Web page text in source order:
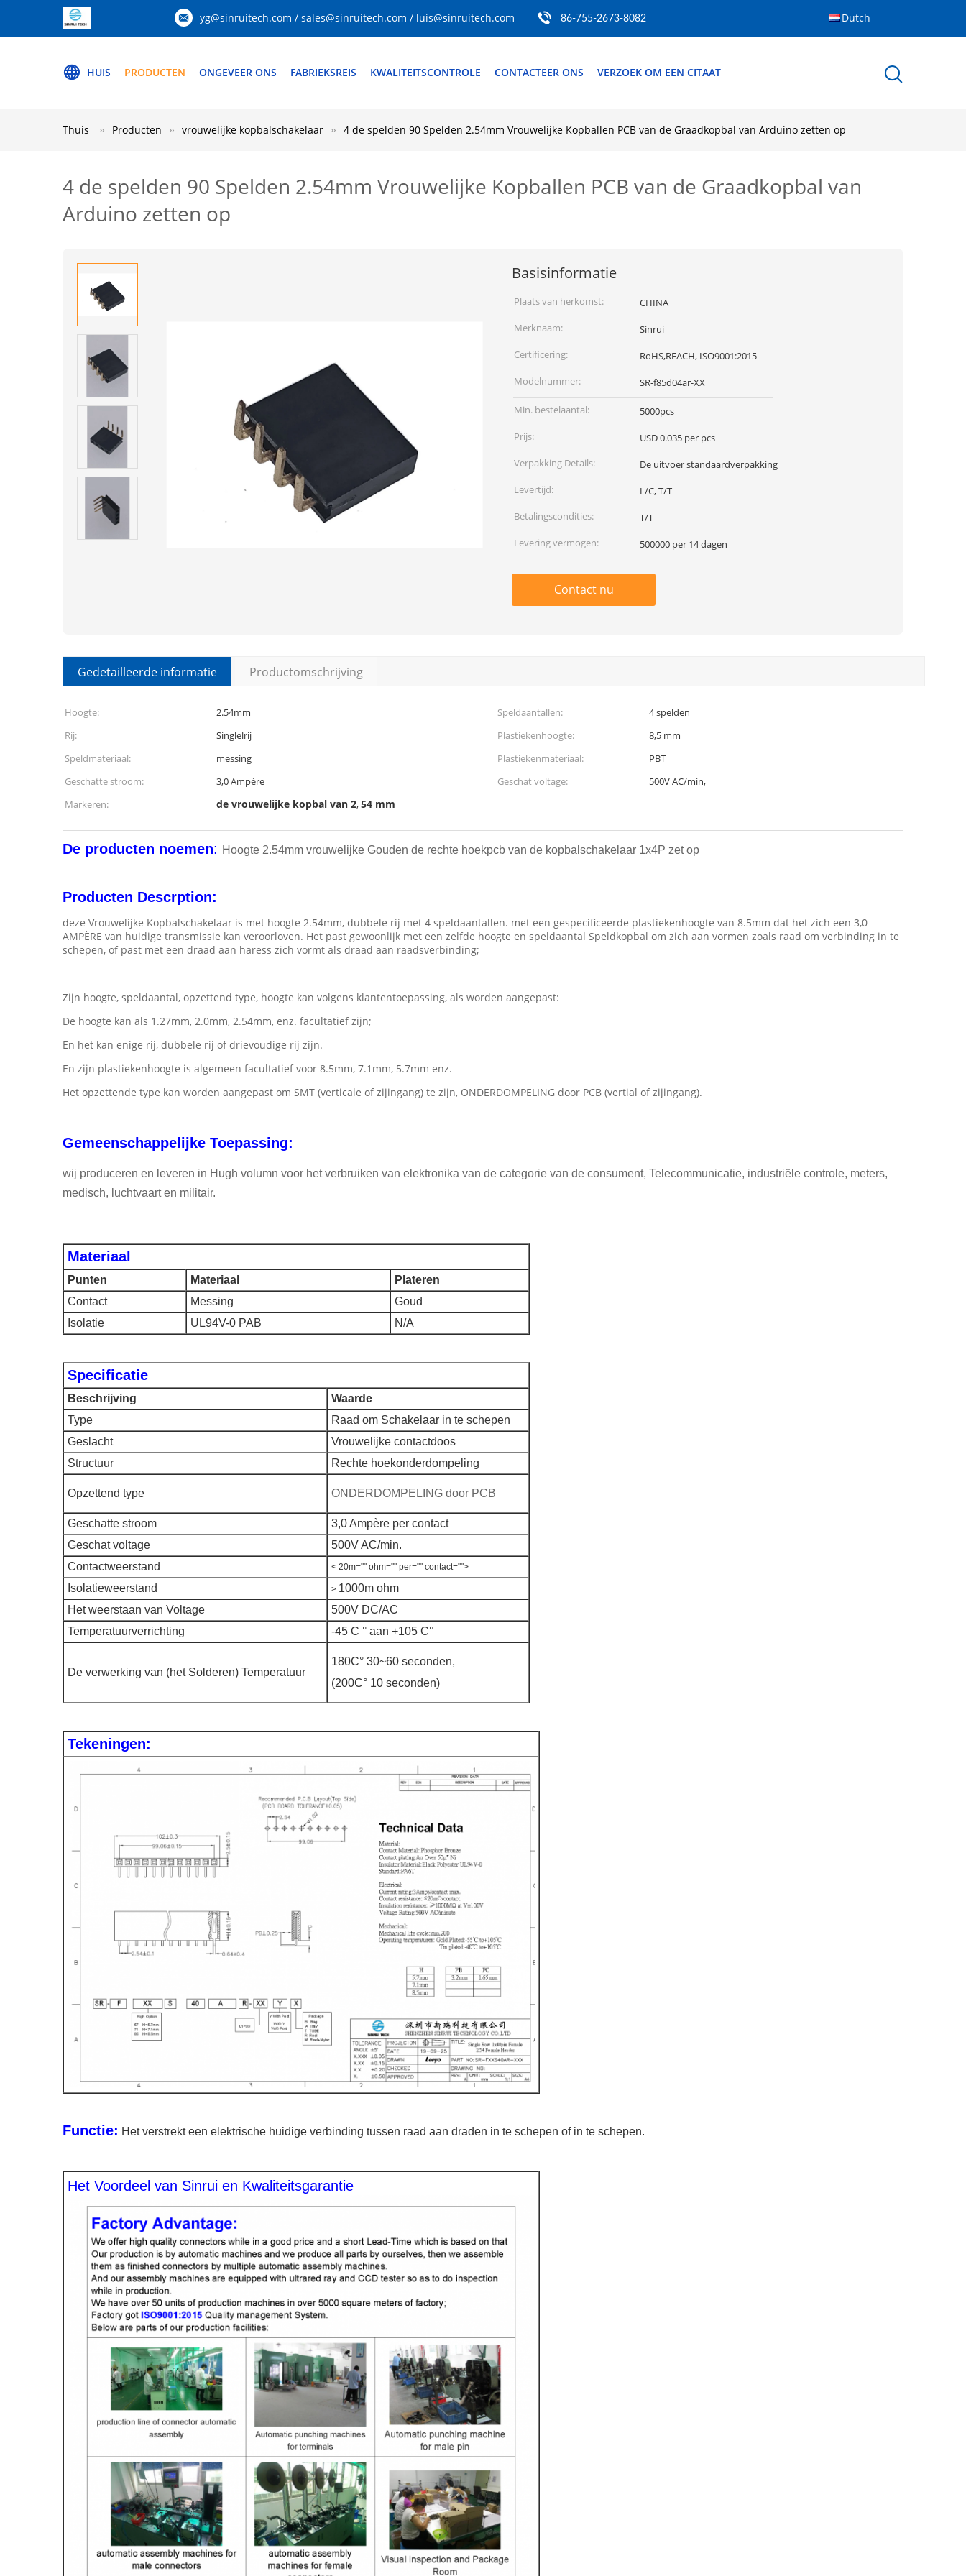
yg@sinruitech.com / sales@sinruitech.com / luis@sinruitech.com 86-755-2673-8082 Dutch
HUIS PRODUCTEN ONGEVEER ONS FABRIEKSREIS KWALITEITSCONTROLE CONTACTEER ONS VERZOEK OM EEN CITAAT
Thuis Producten vrouwelijke kopbalschakelaar 4 de spelden 90 Spelden 2.54mm Vrouwelijke Kopballen PCB van de Graadkopbal van Arduino zetten op
4 de spelden 90 Spelden 2.54mm Vrouwelijke Kopballen PCB van de Graadkopbal van
Arduino zetten op
Basisinformatie
Plaats van herkomst:
CHINA
Merknaam:
Sinrui
Certificering:
RoHS,REACH, ISO9001:2015
Modelnummer:
SR-f85d04ar-XX
Min. bestelaantal:
5000pcs
Prijs:
USD 0.035 per pcs
Verpakking Details:
De uitvoer standaardverpakking
Levertijd:
L/C, T/T
Betalingscondities:
T/T
Levering vermogen:
500000 per 14 dagen
Contact nu
Gedetailleerde informatie Productomschrijving
Hoogte: 2.54mm Speldaantallen:
4 spelden
Rij:
Singlelrij Plastiekenhoogte:
8,5 mm
Speldmateriaal:
messing Plastiekenmateriaal:
PBT
Geschatte stroom:
3,0 Ampère Geschat voltage:
500V AC/min,
Markeren:
de vrouwelijke kopbal van 2,54 mm
De producten noemen: Hoogte 2.54mm vrouwelijke Gouden de rechte hoekpcb van de kopbalschakelaar 1x4P zet op
Producten Descrption:
deze Vrouwelijke Kopbalschakelaar is met hoogte 2.54mm, dubbele rij met 4 speldaantallen. met een gespecificeerde plastiekenhoogte van 8.5mm dat het zich een 3,0
AMPÈRE van huidige transmissie kan veroorloven. Het past gewoonlijk met een zelfde hoogte en speldaantal Speldkopbal om zich aan vormen zoals raad om verbinding in te
schepen, of past met een draad aan haress zich vormt als draad aan raadsverbinding;
Zijn hoogte, speldaantal, opzettend type, hoogte kan volgens klantentoepassing, als worden aangepast:
De hoogte kan als 1.27mm, 2.0mm, 2.54mm, enz. facultatief zijn;
En het kan enige rij, dubbele rij of drievoudige rij zijn.
En zijn plastiekenhoogte is algemeen facultatief voor 8.5mm, 7.1mm, 5.7mm enz.
Het opzettende type kan worden aangepast om SMT (verticale of zijingang) te zijn, ONDERDOMPELING door PCB (vertial of zijingang).
Gemeenschappelijke Toepassing:
wij produceren en leveren in Hugh volumn voor het verbruiken van elektronika van de categorie van de consument, Telecommunicatie, industriële controle, meters,
medisch, luchtvaart en militair.
Materiaal
Punten Materiaal
Plateren
Contact
Messing
Goud
Isolatie
UL94V-0 PAB N/A
Specificatie
Beschrijving
Waarde
Type
Raad om Schakelaar in te schepen
Geslacht
Vrouwelijke contactdoos
Structuur
Rechte hoekonderdompeling
Opzettend type ONDERDOMPELING door PCB
Geschatte stroom
3,0 Ampère per contact
Geschat voltage
500V AC/min.
Contactweerstand
< 20m="" ohm="" per="" contact="">
Isolatieweerstand > 1000m ohm
Het weerstaan van Voltage
500V DC/AC
Temperatuurverrichting
-45 C ° aan +105 C°
De verwerking van (het Solderen) Temperatuur
180C° 30~60 seconden,
(200C° 10 seconden)
Tekeningen:
Functie: Het verstrekt een elektrische huidige verbinding tussen raad aan draden in te schepen of in te schepen.
Het Voordeel van Sinrui en Kwaliteitsgarantie